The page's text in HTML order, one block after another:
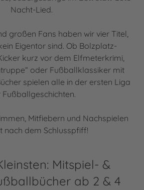
Nacht-Lied.
großen Fans haben wir vier Titel,
Eigentor sind. Ob Bolzplatz-
kurz vor dem Elfmeterkrimi,
oder Fußballklassiker mit
spielen alle in der ersten Liga
Fußballgeschichten.
Mitfiebern und Nachspielen
nach dem Schlusspfiff!
Mitspiel- &
ab 2 & 4